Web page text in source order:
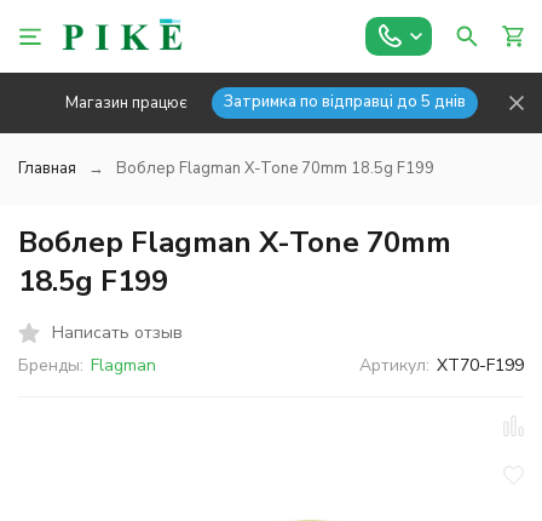
Магазин працює Затримка по відправці до 5 днів
Главная Воблер Flagman X-Tone 70mm 18.5g F199
Воблер Flagman X-Tone 70mm
18.5g F199
Написать отзыв
Бренды: Flagman Артикул: XT70-F199